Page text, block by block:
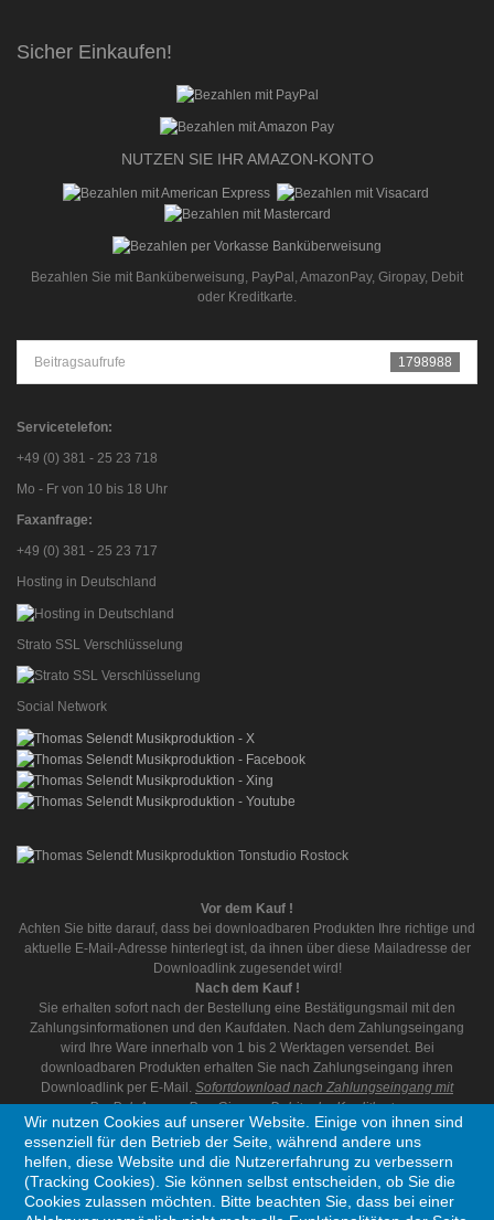
Sicher Einkaufen!
NUTZEN SIE IHR AMAZON-KONTO
Bezahlen Sie mit Banküberweisung, PayPal, AmazonPay, Giropay, Debit
oder Kreditkarte.
Beitragsaufrufe 1798988
Servicetelefon:
+49 (0) 381 - 25 23 718
Mo - Fr von 10 bis 18 Uhr
Faxanfrage:
+49 (0) 381 - 25 23 717
Hosting in Deutschland
Strato SSL Verschlüsselung
Social Network
Vor dem Kauf !
Achten Sie bitte darauf, dass bei downloadbaren Produkten Ihre richtige und
aktuelle E-Mail-Adresse hinterlegt ist, da ihnen über diese Mailadresse der
Downloadlink zugesendet wird!
Nach dem Kauf !
Sie erhalten sofort nach der Bestellung eine Bestätigungsmail mit den
Zahlungsinformationen und den Kaufdaten. Nach dem Zahlungseingang
wird Ihre Ware innerhalb von 1 bis 2 Werktagen versendet. Bei
downloadbaren Produkten erhalten Sie nach Zahlungseingang ihren
Downloadlink per E-Mail. Sofortdownload nach Zahlungseingang mit
PayPal, AmazonPay, Giropay, Debit oder Kreditkarte.
Wir nutzen Cookies auf unserer Website. Einige von ihnen sind
essenziell für den Betrieb der Seite, während andere uns
helfen, diese Website und die Nutzererfahrung zu verbessern
(Tracking Cookies). Sie können selbst entscheiden, ob Sie die
Cookies zulassen möchten. Bitte beachten Sie, dass bei einer